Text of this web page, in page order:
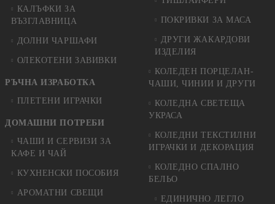
КАЛЪФКИ ЗА
ВЪЗГЛАВНИЦА
ДОЛНИ ЧАРШАФИ
ОЛЕКОТЕНИ ЗАВИВКИ
РЪЧНА ИЗРАБОТКА
ПЛЕТЕНИ ИГРАЧКИ
ДОМАШНИ ПОТРЕБИ
ЧАШИ И СЕРВИЗИ ЗА
КАФЕ И ЧАЙ
КУХНЕНСКИ ПОСОБИЯ
АРОМАТНИ СВЕЩИ
ПОКРИВКИ ЗА МАСА
ДРУГИ ЖАКАРДОВИ
ИЗДЕЛИЯ
КОЛЕДЕН ПОРЦЕЛАН-
ЧАШИ, ЧИНИИ И ДРУГИ
КОЛЕДНА СВЕТЕЩА
УКРАСА
КОЛЕДНИ ТЕКСТИЛНИ
ИГРАЧКИ И ДЕКОРАЦИЯ
КОЛЕДНO СПАЛНO
БЕЛЬО
ЕДИНИЧНО ЛЕГЛО